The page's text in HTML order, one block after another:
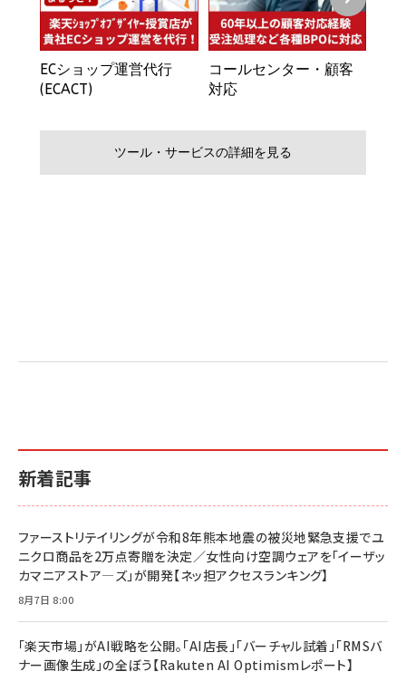
新着記事
ファーストリテイリングが令和8年熊本地震の被災地緊急支援でユ
ニクロ商品を2万点寄贈を決定／女性向け空調ウェアを「イーザッ
カマニアストア―ズ」が開発【ネッ担アクセスランキング】
8月7日 8:00
「楽天市場」がAI戦略を公開。「AI店長」「バーチャル試着」「RMSバ
ナー画像生成」の全ぼう【Rakuten AI Optimismレポート】